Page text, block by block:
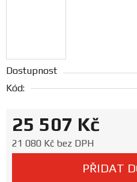
a
katalogy
Dostupnost
Kód:
25 507 Kč
21 080 Kč bez DPH
PŘIDAT